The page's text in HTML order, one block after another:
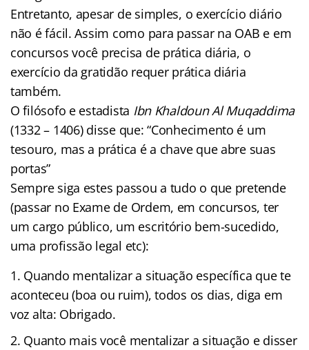
Entretanto, apesar de simples, o exercício diário
não é fácil. Assim como para passar na OAB e em
concursos você precisa de prática diária, o
exercício da gratidão requer prática diária
também.
O filósofo e estadista Ibn Khaldoun Al Muqaddima
(1332 – 1406) disse que: “Conhecimento é um
tesouro, mas a prática é a chave que abre suas
portas”
Sempre siga estes passou a tudo o que pretende
(passar no Exame de Ordem, em concursos, ter
um cargo público, um escritório bem-sucedido,
uma profissão legal etc):
Quando mentalizar a situação específica que te
aconteceu (boa ou ruim), todos os dias, diga em
voz alta: Obrigado.
Quanto mais você mentalizar a situação e disser